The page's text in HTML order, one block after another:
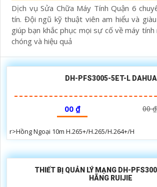
Dịch vụ Sửa Chữa Máy Tính Quận 6
tín. Đội ngũ kỹ thuật viên am hiểu và
giúp bạn khắc phục mọi sự cố về máy tính
chóng và hiệu quả
DH-PFS3005-5ET-L DAHUA
00 ₫ 00 ₫
r>Hồng Ngoại 10m H.265+/H.265/H.264+/H
THIẾT BỊ QUẢN LÝ MẠNG DH-
HÃNG RUIJIE